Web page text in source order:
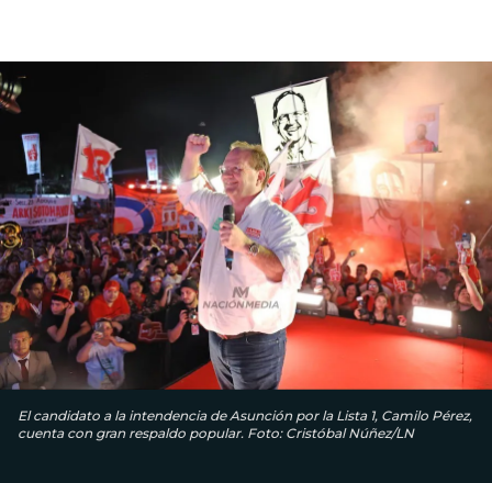
El candidato a la intendencia de Asunción por la Lista 1, Camilo Pérez,
cuenta con gran respaldo popular. Foto: Cristóbal Núñez/LN